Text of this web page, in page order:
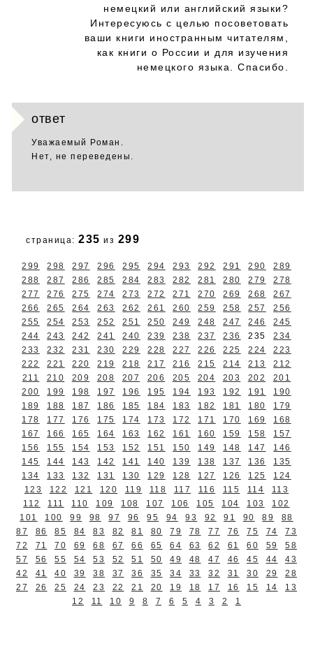
немецкий или английский языки?
Интересуюсь с целью посоветовать
ваши книги иностранным читателям,
как книги о России и для изучения
немецкого языка. Спасибо.
ответ
Уважаемый Роман.
Нет, не переведены.
страница: 235 из 299
299 298 297 296 295 294 293 292 291 290
289
288
287 286 285 284 283 282 281 280 279
278
277
276 275 274 273 272 271 270 269 268
267
266
265 264 263 262 261 260 259 258 257
256
255
254 253 252 251 250 249 248 247 246
245
244
243 242 241 240 239 238 237 236 235
234
233
232 231 230 229 228 227 226 225 224
223
222
221 220 219 218 217 216 215 214 213
212
211
210 209 208 207 206 205 204 203 202
201
200
199 198 197 196 195 194 193 192 191
190
189
188 187 186 185 184 183 182 181 180
179
178
177 176 175 174 173 172 171 170 169
168
167
166 165 164 163 162 161 160 159 158
157
156
155 154 153 152 151 150 149 148 147
146
145
144 143 142 141 140 139 138 137 136
135
134
133 132 131 130 129 128 127 126 125
124
123
122 121 120 119 118 117 116 115 114
113
112
111 110 109 108 107 106 105 104 103
102
101
100 99 98 97 96 95 94 93 92 91 90 89
88
87
86 85 84 83 82 81 80 79 78 77 76 75 74
73
72
71 70 69 68 67 66 65 64 63 62 61 60 59
58
57
56 55 54 53 52 51 50 49 48 47 46 45 44
43
42
41 40 39 38 37 36 35 34 33 32 31 30 29
28
27
26 25 24 23 22 21 20 19 18 17 16 15 14
13
12
11 10 9 8 7 6 5 4 3 2 1